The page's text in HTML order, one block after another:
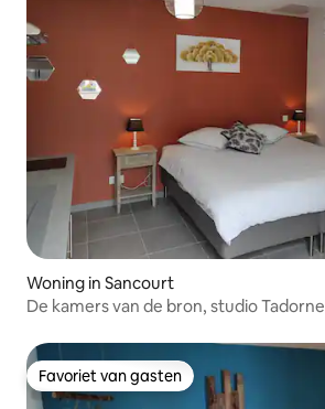
Woning in Sancourt
De kamers van de bron, studio Tadorne
Favoriet van gasten
Favoriet van gasten